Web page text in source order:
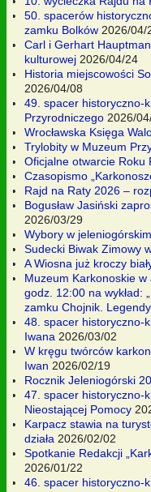
50. spacerów
zamku Bolków 2026/04/
Carl i Gerhart
kulturowej 2026/04/24
Historia miejscowości
2026/04/08
49. spacer historyczno-
Przyrodniczego 2026/
Wrocławska Księga
Trylobity w Muzeum
Oficjalne otwarcie Roku
Czasopismo
Rajd na Raty 2026 –
Bogusław Jasiński
2026/03/29
Wybory w
Sudecki Biwak Zimowy
A Wiosna już kroczy
Muzeum Karkonoskie
godz. 12:00 na wykład:
zamku Chojnik.
48. spacer historyczno-
Iwana 2026/03/02
W kręgu twórców
Iwan 2026/02/19
Rocznik Jeleniogórski
47. spacer historyczno-
Nieostającej Pomocy
Karpacz stawia na
działa 2026/02/02
Spotkanie Redakcji
2026/01/22
46. spacer historyczno-